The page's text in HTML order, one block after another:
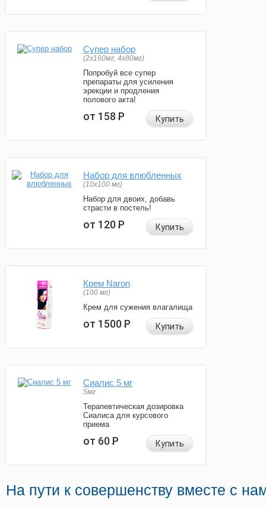
Супер набор
(2х160мг, 4х80мг)
Попробуй все супер
препараты для усиления
эрекции и продления
полового акта!
от 158Р Купить
Набор для влюбленных
(10х100 мг)
Набор для двоих, добавь
страсти в постель!
от 120Р Купить
Крем Naron
(100 мг)
Крем для сужения влагалища
от 1500Р Купить
Сиалис 5 мг
5мг
Терапевтическая дозировка
Сиалиса для курсового
приема
от 60Р Купить
На пути к совершенству вместе с